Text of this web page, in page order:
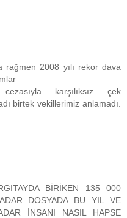
rağmen 2008 yılı rekor dava
karşılıksız çek
birtek vekillerimiz anlamadı.
BİRİKEN 135 000
DOSYADA BU YIL VE
İNSANI NASIL HAPSE